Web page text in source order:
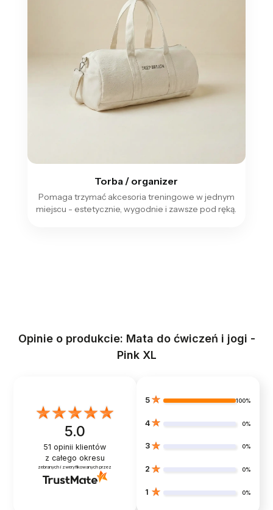
Torba / organizer
Pomaga trzymać akcesoria treningowe w jednym
miejscu - estetycznie, wygodnie i zawsze pod ręką.
Opinie o produkcie: Mata do ćwiczeń i jogi -
Pink XL
5.0
51 opinii klientów
z całego okresu
zebranych i zweryfikowanych przez
5 100%
4 0%
3 0%
2 0%
1 0%